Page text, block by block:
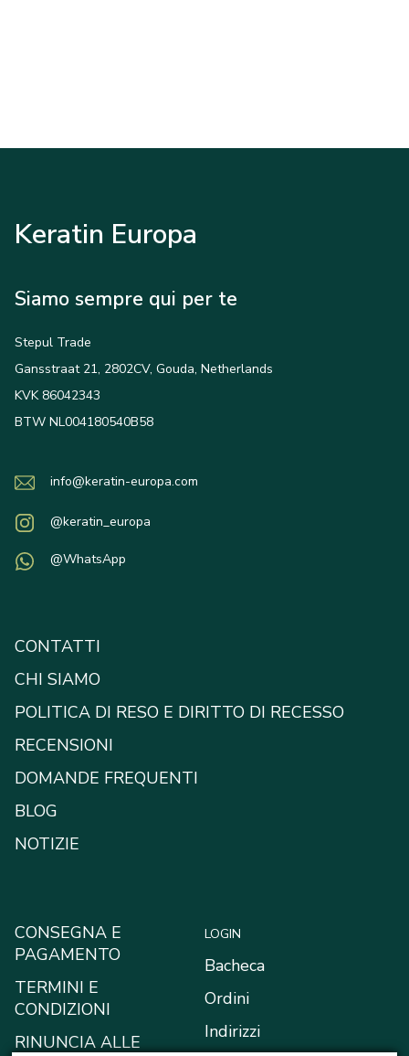
Keratin Europa
Siamo sempre qui per te
Stepul Trade
Gansstraat 21, 2802CV, Gouda, Netherlands
KVK 86042343
BTW NL004180540B58
info@keratin-europa.com
@keratin_europa
@WhatsApp
CONTATTI
CHI SIAMO
POLITICA DI RESO E DIRITTO DI RECESSO
RECENSIONI
DOMANDE FREQUENTI
BLOG
NOTIZIE
CONSEGNA E
PAGAMENTO
TERMINI E
CONDIZIONI
RINUNCIA ALLE
LOGIN
Bacheca
Ordini
Indirizzi